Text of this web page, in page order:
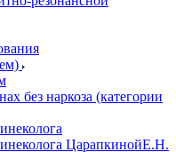
без наркоза (категории
ЦарапкинойЕ.Н.